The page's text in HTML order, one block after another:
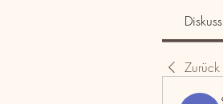
Zurück